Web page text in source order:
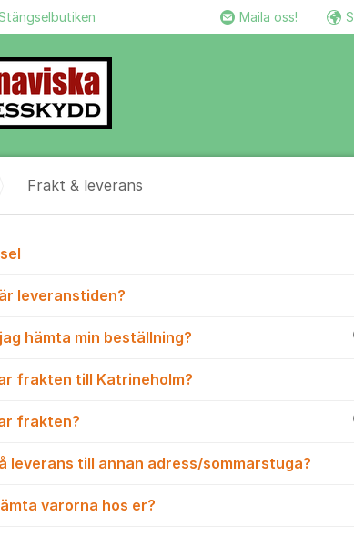
Maila oss!
Frakt & leverans
& leverans
leveranstiden?
hämta min beställning?
frakten till Katrineholm?
frakten?
leverans till annan adress/sommarstuga?
varorna hos er?